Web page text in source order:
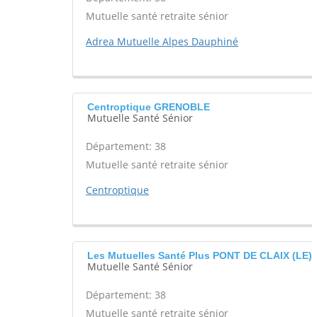
Mutuelle santé retraite sénior
Adrea Mutuelle Alpes Dauphiné
Centroptique GRENOBLE
Mutuelle Santé Sénior
Département: 38
Mutuelle santé retraite sénior
Centroptique
Les Mutuelles Santé Plus PONT DE CLAIX (LE)
Mutuelle Santé Sénior
Département: 38
Mutuelle santé retraite sénior